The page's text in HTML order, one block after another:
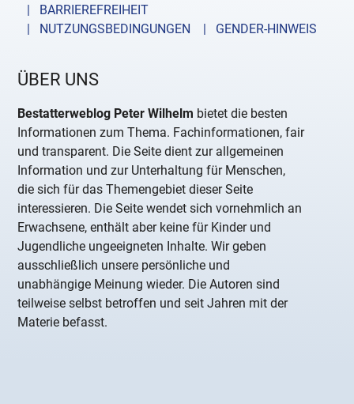
| BARRIEREFREIHEIT
| NUTZUNGSBEDINGUNGEN
| GENDER-HINWEIS
ÜBER UNS
Bestatterweblog Peter Wilhelm bietet die besten
Informationen zum Thema. Fachinformationen, fair
und transparent. Die Seite dient zur allgemeinen
Information und zur Unterhaltung für Menschen,
die sich für das Themengebiet dieser Seite
interessieren. Die Seite wendet sich vornehmlich an
Erwachsene, enthält aber keine für Kinder und
Jugendliche ungeeigneten Inhalte. Wir geben
ausschließlich unsere persönliche und
unabhängige Meinung wieder. Die Autoren sind
teilweise selbst betroffen und seit Jahren mit der
Materie befasst.